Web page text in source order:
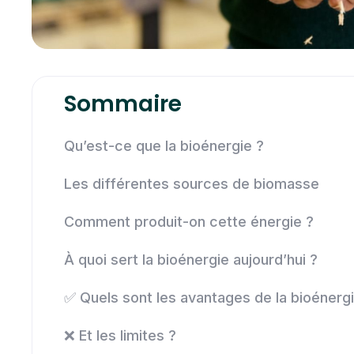
Sommaire
Qu’est-ce que la bioénergie ?
Les différentes sources de biomasse
Comment produit-on cette énergie ?
À quoi sert la bioénergie aujourd’hui ?
✅ Quels sont les avantages de la
❌ Et les limites ?